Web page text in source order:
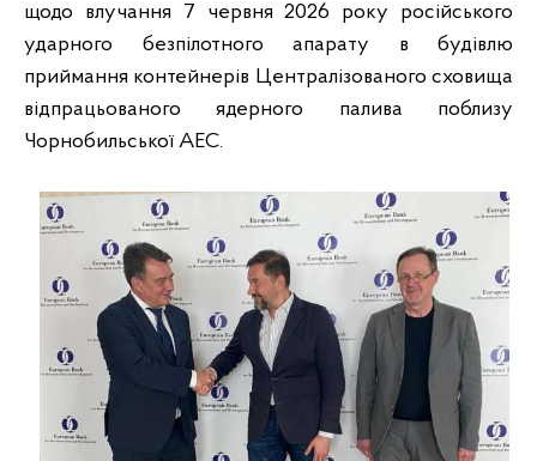
щодо влучання 7 червня 2026 року російського
ударного безпілотного апарату в будівлю
приймання контейнерів Централізованого сховища
відпрацьованого ядерного палива поблизу
Чорнобильської АЕС.